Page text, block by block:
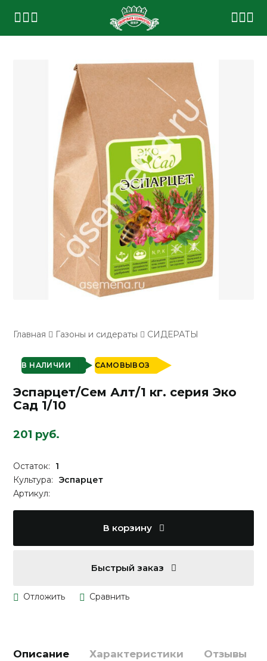
Главная Газоны и сидераты СИДЕРАТЫ
В НАЛИЧИИ САМОВЫВОЗ
Эспарцет/Сем Алт/1 кг. серия Эко
Сад 1/10
201 руб.
Остаток:
1
Культура:
Эспарцет
Артикул:
В корзину
Быстрый заказ
Описание Характеристики Отзывы